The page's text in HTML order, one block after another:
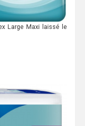
Large Maxi laissé le